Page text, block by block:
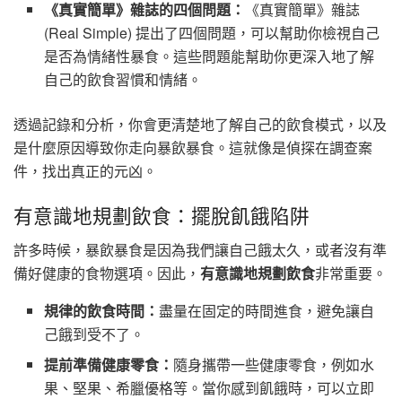
《真實簡單》雜誌的四個問題：
《真實簡單》雜誌
(Real Simple) 提出了四個問題，可以幫助你檢視自己
是否為情緒性暴食。這些問題能幫助你更深入地了解
自己的飲食習慣和情緒。
透過記錄和分析，你會更清楚地了解自己的飲食模式，以及
是什麼原因導致你走向暴飲暴食。這就像是偵探在調查案
件，找出真正的元凶。
有意識地規劃飲食：擺脫飢餓陷阱
許多時候，暴飲暴食是因為我們讓自己餓太久，或者沒有準
備好健康的食物選項。因此， 有意識地規劃飲食非常重要。
規律的飲食時間：盡量在固定的時間進食，避免讓自
己餓到受不了。
提前準備健康零食： 隨身攜帶一些健康零食，例如水
果、堅果、希臘優格等。當你感到飢餓時，可以立即